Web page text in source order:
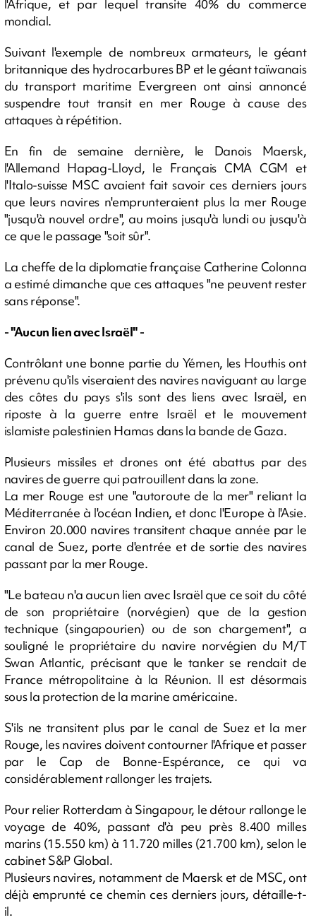
l'Afrique, et par lequel transite 40% du commerce
mondial.
Suivant l'exemple de nombreux armateurs, le géant
britannique des hydrocarbures BP et le géant taïwanais
du transport maritime Evergreen ont ainsi annoncé
suspendre tout transit en mer Rouge à cause des
attaques à répétition.
En fin de semaine dernière, le Danois Maersk,
l'Allemand Hapag-Lloyd, le Français CMA CGM et
l'Italo-suisse MSC avaient fait savoir ces derniers jours
que leurs navires n'emprunteraient plus la mer Rouge
"jusqu'à nouvel ordre", au moins jusqu'à lundi ou jusqu'à
ce que le passage "soit sûr".
La cheffe de la diplomatie française Catherine Colonna
a estimé dimanche que ces attaques "ne peuvent rester
sans réponse".
- "Aucun lien avec Israël" -
Contrôlant une bonne partie du Yémen, les Houthis ont
prévenu qu'ils viseraient des navires naviguant au large
des côtes du pays s'ils sont des liens avec Israël, en
riposte à la guerre entre Israël et le mouvement
islamiste palestinien Hamas dans la bande de Gaza.
Plusieurs missiles et drones ont été abattus par des
navires de guerre qui patrouillent dans la zone.
La mer Rouge est une "autoroute de la mer" reliant la
Méditerranée à l'océan Indien, et donc l'Europe à l'Asie.
Environ 20.000 navires transitent chaque année par le
canal de Suez, porte d'entrée et de sortie des navires
passant par la mer Rouge.
"Le bateau n'a aucun lien avec Israël que ce soit du côté
de son propriétaire (norvégien) que de la gestion
technique (singapourien) ou de son chargement", a
souligné le propriétaire du navire norvégien du M/T
Swan Atlantic, précisant que le tanker se rendait de
France métropolitaine à la Réunion. Il est désormais
sous la protection de la marine américaine.
S'ils ne transitent plus par le canal de Suez et la mer
Rouge, les navires doivent contourner l'Afrique et passer
par le Cap de Bonne-Espérance, ce qui va
considérablement rallonger les trajets.
Pour relier Rotterdam à Singapour, le détour rallonge le
voyage de 40%, passant d'à peu près 8.400 milles
marins (15.550 km) à 11.720 milles (21.700 km), selon le
cabinet S&P Global.
Plusieurs navires, notamment de Maersk et de MSC, ont
déjà emprunté ce chemin ces derniers jours, détaille-t-
il.